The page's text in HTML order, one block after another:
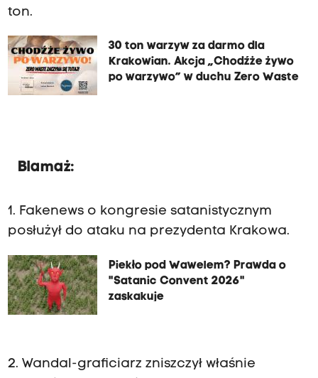
ton.
30 ton warzyw za darmo dla
Krakowian. Akcja „Chodźże żywo
po warzywo” w duchu Zero Waste
Blamaż:
1. Fakenews o kongresie satanistycznym
posłużył do ataku na prezydenta Krakowa.
Piekło pod Wawelem? Prawda o
"Satanic Convent 2026"
zaskakuje
2. Wandal-graficiarz zniszczył właśnie